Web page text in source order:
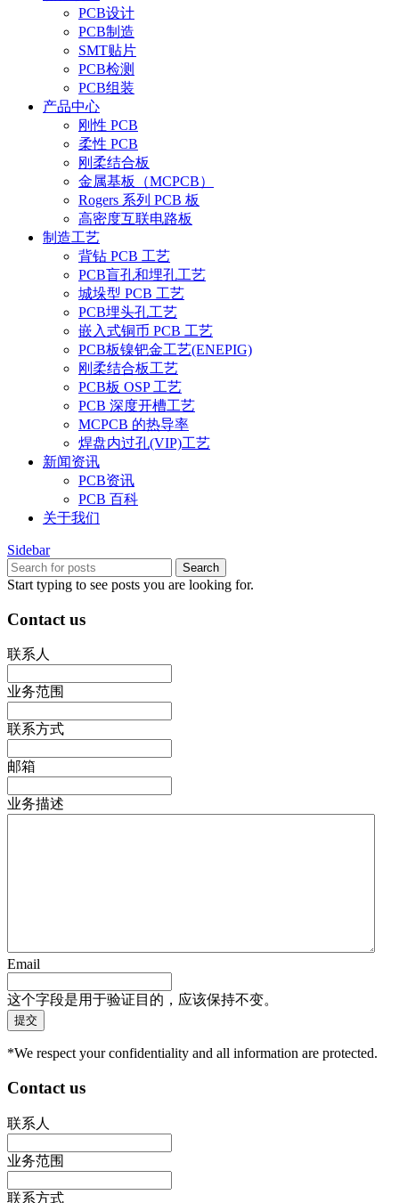
PCB设计
PCB制造
SMT贴片
PCB检测
PCB组装
产品中心
刚性 PCB
柔性 PCB
刚柔结合板
金属基板（MCPCB）
Rogers 系列 PCB 板
高密度互联电路板
制造工艺
背钻 PCB 工艺
PCB盲孔和埋孔工艺
城垛型 PCB 工艺
PCB埋头孔工艺
嵌入式铜币 PCB 工艺
PCB板镍钯金工艺(ENEPIG)
刚柔结合板工艺
PCB板 OSP 工艺
PCB 深度开槽工艺
MCPCB 的热导率
焊盘内过孔(VIP)工艺
新闻资讯
PCB资讯
PCB 百科
关于我们
Sidebar
Search
Start typing to see posts you are looking for.
Contact us
联系人
业务范围
联系方式
邮箱
业务描述
Email
这个字段是用于验证目的，应该保持不变。
*We respect your confidentiality and all information are protected.
Contact us
联系人
业务范围
联系方式